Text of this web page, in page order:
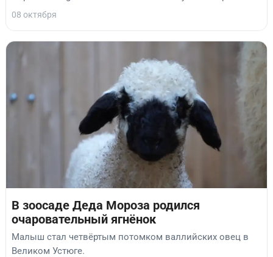
08 октября
В зоосаде Деда Мороза родился
очаровательный ягнёнок
Малыш стал четвёртым потомком валлийских овец в
Великом Устюге.